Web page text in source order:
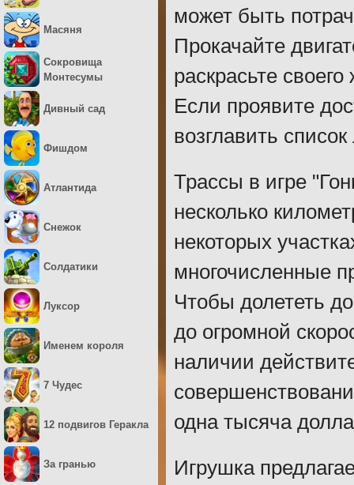
может быть
Прокачайте
раскрасьте
Если проявите
возглавить
Трассы в игре
несколько
некоторых
многочисленные
Чтобы долететь
до огромной
наличии
одна тысяча
Игрушка
Масяня
Сокровища
Монтесумы
Дивный сад
Фишдом
Атлантида
Снежок
Солдатики
Луксор
Именем короля
7 Чудес
12 подвигов Геракла
За гранью